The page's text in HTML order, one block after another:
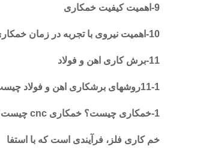
9-اهمیت کیفیت خمکاری
10-اهمیت نیروی با تجربه در زمان خمکاری
11-برش کاری اهن و فولاد
11-1روشهای برشکاری اهن و فولاد چیست؟
1-خمکاری چیست؟ خمکاری cnc چیست؟
خم کاری فلز، فرآیندی است که با استفا